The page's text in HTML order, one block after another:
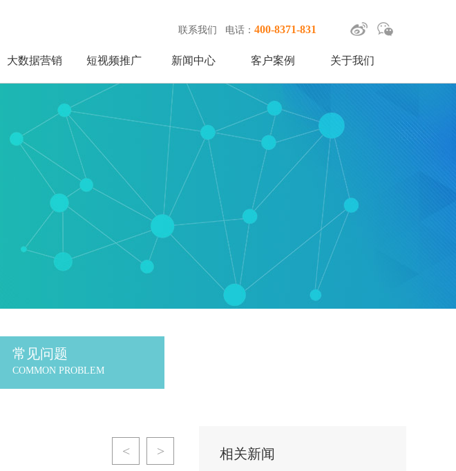
联系我们 电话： 400-8371-831
大数据营销 短视频推广 新闻中心 客户案例 关于我们
常见问题
COMMON PROBLEM
< > 相关新闻